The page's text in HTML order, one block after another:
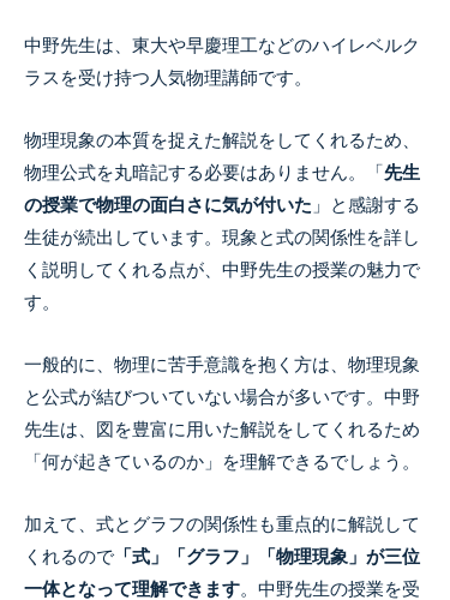
中野先生は、東大や早慶理工などのハイレベルク
ラスを受け持つ人気物理講師です。
物理現象の本質を捉えた解説をしてくれるため、
物理公式を丸暗記する必要はありません。
「先生
の授業で物理の面白さに気が付いた 」と感謝する
生徒が続出しています。 現象と式の関係性を詳し
く説明してくれる点が、中野先生の授業の魅力で
す。
一般的に、物理に苦手意識を抱く方は、物理現象
と公式が結びついていない場合が多いです。中野
先生は、図を豊富に用いた解説をしてくれるため
「何が起きているのか」を理解できるでしょう。
加えて、式とグラフの関係性も重点的に解説して
くれるので 「式」「グラフ」「物理現象」が三位
一体となって理解できます。 中野先生の授業を受